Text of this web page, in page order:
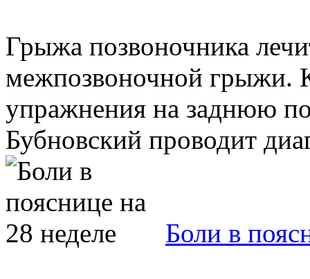
Грыжа позвоночника
межпозвоночной грыжи.
упражнения на заднюю
Бубновский проводит
Боли в